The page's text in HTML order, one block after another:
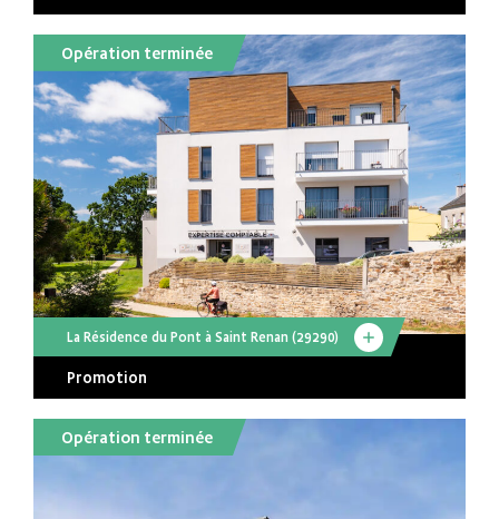
Opération terminée
La Résidence du Pont à Saint Renan (29290)
Promotion
Opération terminée